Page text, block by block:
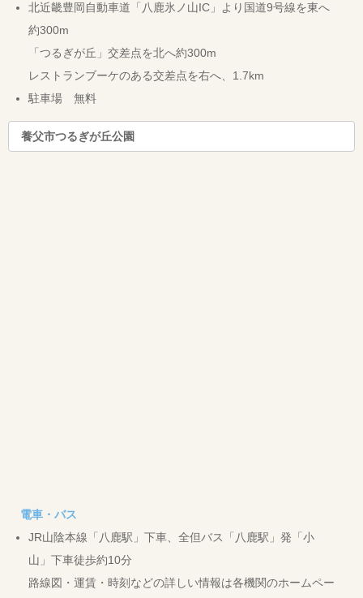
北近畿豊岡自動車道「八鹿氷ノ山IC」より国道9号線を東へ
約300m
「つるぎが丘」交差点を北へ約300m
レストランブーケのある交差点を右へ、1.7km
駐車場 無料
養父市つるぎが丘公園
電車・バス
JR山陰本線「八鹿駅」下車、全但バス「八鹿駅」発「小
山」下車徒歩約10分
路線図・運賃・時刻などの詳しい情報は各機関のホームペー